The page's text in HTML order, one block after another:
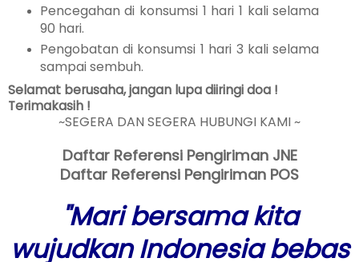
Pencegahan di konsumsi 1 hari 1 kali selama
90 hari.
Pengobatan di konsumsi 1 hari 3 kali selama
sampai sembuh.
Selamat berusaha, jangan lupa diiringi doa !
Terimakasih !
~SEGERA DAN SEGERA HUBUNGI KAMI ~
Daftar Referensi Pengiriman JNE
Daftar Referensi Pengiriman POS
"Mari bersama kita
wujudkan Indonesia bebas